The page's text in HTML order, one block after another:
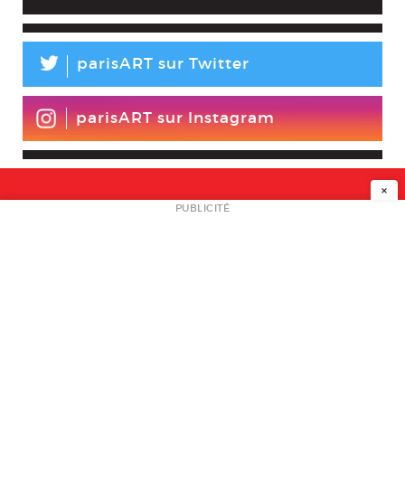
L parisART sur Twitter
parisART sur Instagram
NEWSLETTER
×
PUBLICITÉ